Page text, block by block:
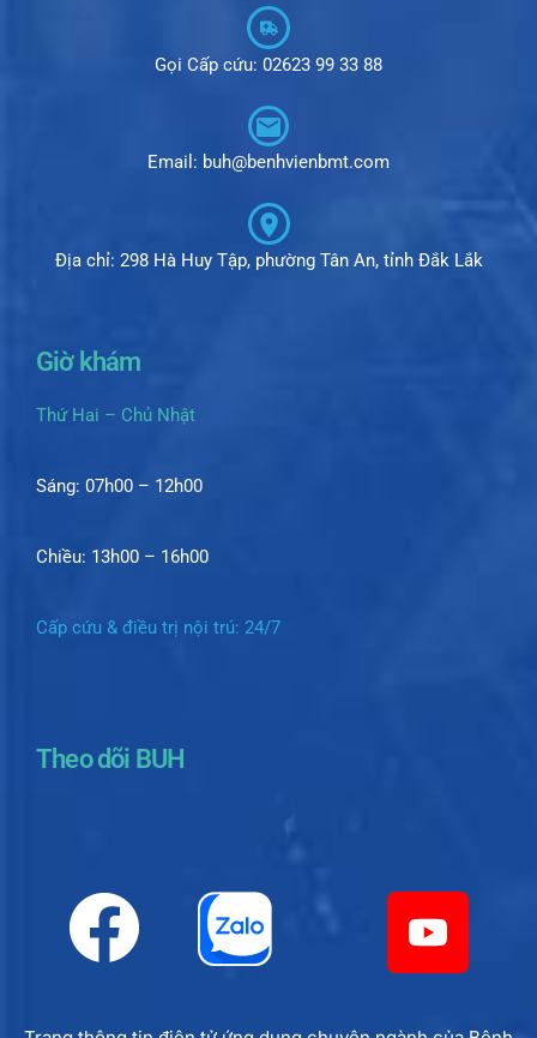
Gọi Cấp cứu: 02623 99 33 88
Email: buh@benhvienbmt.com
Địa chỉ: 298 Hà Huy Tập, phường Tân An, tỉnh Đắk Lắk
Giờ khám
Thứ Hai – Chủ Nhật
Sáng: 07h00 – 12h00
Chiều: 13h00 – 16h00
Cấp cứu & điều trị nội trú: 24/7
Theo dõi BUH